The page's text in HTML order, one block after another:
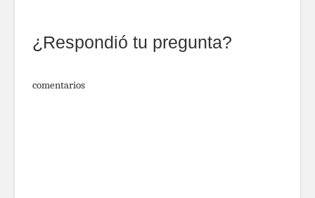
¿Respondió tu pregunta?
comentarios